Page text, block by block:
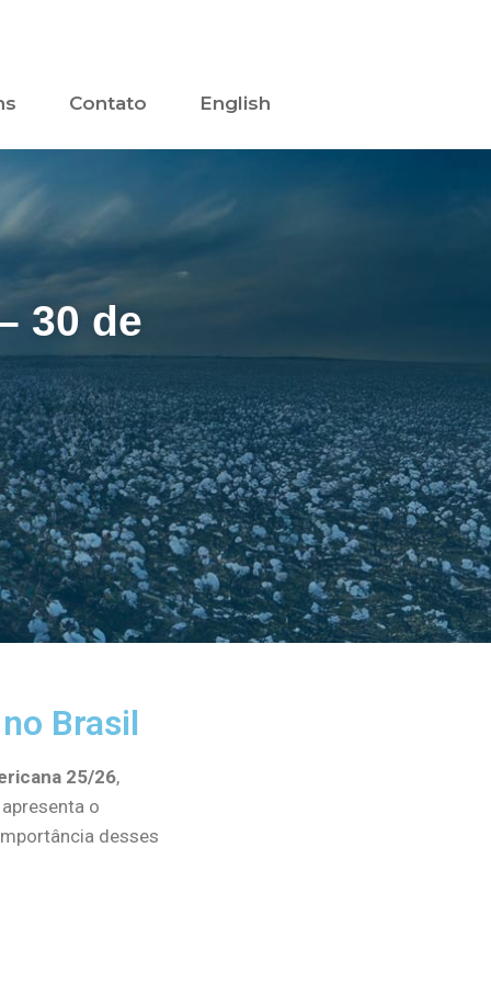
Contato English
30 de
Brasil
25/26,
o
desses